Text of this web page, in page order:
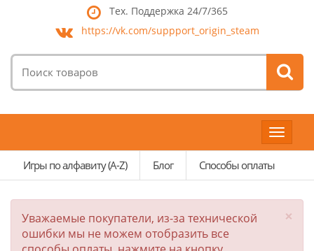
Тех. Поддержка 24/7/365
https://vk.com/suppport_origin_steam
товаров:
Toggle
Игры по алфавиту (A-Z)
Блог Способы оплаты
×
Уважаемые покупатели, из-за технической
ошибки мы не можем отобразить все